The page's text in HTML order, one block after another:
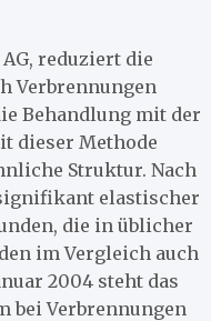
reduziert die
Verbrennungen
Behandlung mit der
dieser Methode
Struktur. Nach
elastischer
die in üblicher
im Vergleich auch
2004 steht das
bei Verbrennungen